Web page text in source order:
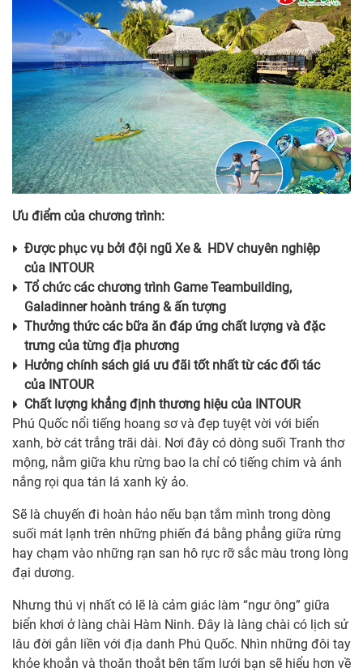
Ưu điểm của chương trình:
Được phục vụ bởi đội ngũ Xe & HDV chuyên nghiệp
của INTOUR
Tổ chức các chương trình Game Teambuilding,
Galadinner hoành tráng & ấn tượng
Thưởng thức các bữa ăn đáp ứng chất lượng và đặc
trưng của từng địa phương
Hưởng chính sách giá ưu đãi tốt nhất từ các đối tác
của INTOUR
Chất lượng khẳng định thương hiệu của INTOUR
Phú Quốc nổi tiếng hoang sơ và đẹp tuyệt vời với biển
xanh, bờ cát trắng trãi dài. Nơi đây có dòng suối Tranh thơ
mộng, nằm giữa khu rừng bao la chỉ có tiếng chim và ánh
nắng rọi qua tán lá xanh kỳ ảo.
Sẽ là chuyến đi hoàn hảo nếu bạn tắm mình trong dòng
suối mát lạnh trên những phiến đá bằng phẳng giữa rừng
hay chạm vào những rạn san hô rực rỡ sắc màu trong lòng
đại dương.
Nhưng thú vị nhất có lẽ là cảm giác làm “ngư ông” giữa
biển khơi ở làng chài Hàm Ninh. Đây là làng chài có lịch sử
lâu đời gắn liền với địa danh Phú Quốc. Nhìn những đôi tay
khỏe khoắn và thoăn thoắt bên tấm lưới bạn sẽ hiểu hơn về